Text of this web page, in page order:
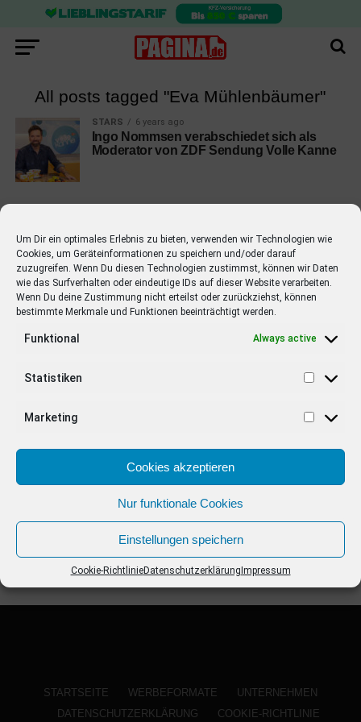
Um Dir ein optimales Erlebnis zu bieten, verwenden wir Technologien wie
Cookies, um Geräteinformationen zu speichern und/oder darauf
zuzugreifen. Wenn Du diesen Technologien zustimmst, können wir Daten
wie das Surfverhalten oder eindeutige IDs auf dieser Website verarbeiten.
Wenn Du deine Zustimmung nicht erteilst oder zurückziehst, können
bestimmte Merkmale und Funktionen beeinträchtigt werden.
Funktional Always active
Statistiken
Marketing
Cookies akzeptieren
Nur funktionale Cookies
Einstellungen speichern
Cookie-RichtlinieDatenschutzerklärung Impressum
All posts tagged "Eva Mühlenbäumer"
STARS 6 years ago
Ingo Nommsen verabschiedet sich als
Moderator von ZDF Sendung Volle Kanne
EMPFOHLEN
STARS 4 years ago
Barbara Schöneberger Moderatorin
von “Verstehen Sie Spaß?”
STARTSEITE WERBEFORMATE
UNTERNEHMEN
DATENSCHUTZERKLÄRUNG
COOKIE-RICHTLINIE